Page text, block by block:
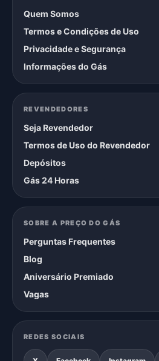
Quem Somos
Termos e Condições de Uso
Privacidade e Segurança
Informações do Gás
REVENDEDORES
Seja Revendedor
Termos de Uso do Revendedor
Depósitos
Gás 24 Horas
SOBRE A PREÇO DO GÁS
Perguntas Frequentes
Blog
Aniversário Premiado
Vagas
REDES SOCIAIS